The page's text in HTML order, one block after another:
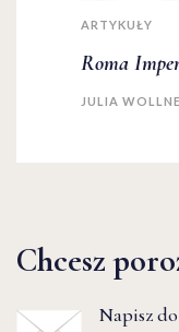
ARTYKUŁY
Roma
JULIA
Chcesz
Napisz